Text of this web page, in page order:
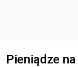
Pieniądze